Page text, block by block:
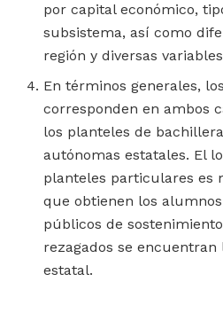
por capital económico,
subsistema, así como
región y diversas
En términos generales,
corresponden en ambos
los planteles de
autónomas estatales. El
planteles particulares es
que obtienen los
públicos de
rezagados se
estatal.